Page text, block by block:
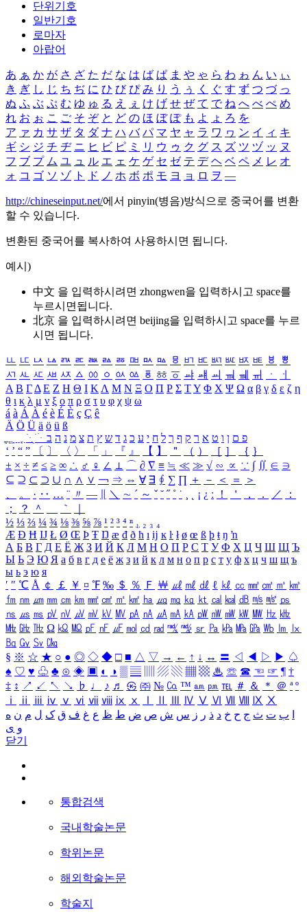
단위기호
일반기호
로마자
아랍어
あ ぁ か が さ ざ た だ な は ば ぱ ま や ゃ ら わ ゎ ん い ぃ
き ぎ し じ ち ぢ に ひ び ぴ み り う ぅ く ぐ す ず つ づ っ
ぬ ふ ぶ ぷ む ゆ ゅ る え ぇ け げ せ ぜ て で ね へ べ ぺ め
れ お ぉ こ ご そ ぞ と ど の ほ ぼ ぽ も よ ょ ろ を
ア ァ カ サ ザ タ ダ ナ ハ バ パ マ ヤ ャ ラ ワ ヮ ン イ ィ キ
ギ シ ジ チ ヂ ニ ヒ ビ ピ ミ リ ウ ゥ ク グ ス ズ ツ ヅ ッ ヌ
フ ブ プ ム ユ ュ ル エ ェ ケ ゲ セ ゼ テ デ ヘ ベ ペ メ レ オ
ォ コ ゴ ソ ゾ ト ド ノ ホ ボ ポ モ ヨ ョ ロ ヲ ―
http://chineseinput.net/에서 pinyin(병음)방식으로 중국어를 변환
할 수 있습니다.
변환된 중국어를 복사하여 사용하시면 됩니다.
예시)
中文 을 입력하시려면 zhongwen을 입력하시고 space를
누르시면됩니다.
北京 을 입력하시려면 beijing을 입력하시고 space를 누르
시면 됩니다.
ㅥ ㅦ ㅧ ㅨ ㅩ ㅪ ㅫ ㅬ ㅭ ㅮ ㅯ ㅰ ㅱ ㅲ ㅳ ㅴ ㅵ ㅶ ㅷ ㅸ
ㅹ
ㅺ ㅻ ㅼ ㅽ ㅾ ㅿ ㆀ ㆁ ㆂ ㆃ ㆄ ㆅ ㆆ ㆇ ㆈ ㆉ ㆊ ㆋ ㆌ ㆍ
ㆎ
Α Β ΓΔ Ε Ζ Η Θ Ι ΚΛ Μ Ν Ξ Ο Π Ρ Σ ΤΥ Φ Χ Ψ Ω α β γ δ ε ζ η
θ ι κ λ μ ν ξ ο π ρ σ τ υ φ χ ψ ω
á à Á À é è É È ç Ç ê
Ä Ö Ü ä ö ü ß
ִֶֹ ֻּ ׁׂ פ ם ן ו ט א ר ק ף ך ל ח י ע כ ג ד ש ץ ת צ מ נ ה ב
‘ ’ “ ” 〔 〕 〈 〉 「 」 『 』 【 】 ＂ （ ） ［ ］ ｛ ｝
± × ÷ ≠ ≤ ≥ ∞ ∴ ♂ ♀ ∠ ⊥ ⌒ ∂ ∇ ≡ ≒ ≪ ≫ √ ∽ ∝ ∵ ∫ ∬ ∈ ∋
⊆ ⊇ ⊂ ⊃ ∪ ∩ ∧ ∨ ￢ ⇒ ⇔ ∀ ∃ ∮ ∑ ∏ ＋ － ＜ ＝
＞
、
。 · ‥ … ¨ 〃 ― ＼ ∼ ´ ～ ˇ ˘ ˝ ˚ ˙ ¸ ¡ ¿ ː ！ ＇ ， ． ／
：
；
？ ＾ ｀
½ ⅓ ⅔ ¼ ¾ ⅛ ⅜ ⅝ ⅞ ¹ ² ³ ⁴ ⁿ ₁ ₂ ₃ ₄
Æ Ð Ħ Ĳ Ł Ø Œ Þ Ŧ Ŋ æ đ ð ħ ı ĳ ĸ ŀ ł ø œ ß þ ŧ ŋ ŉ
А Б В Г Д Е Ё Ж З И Й К Л М Н О П Р С Т У Ф Х Ц Ч Ш Щ Ъ
Ы Ь Э Ю Я а б в г д е ё ж з и й к л м н о п р с т у ф х ц ч ш щ ъ
ы ь э ю я
′ ″ ℃ Å ￠ ￡ ￥ ¤ ℉ ‰ ＄ ％ Ｆ ￦ ㎕ ㎖ ㎗ ℓ ㎘ ㏄ ㎣ ㎤ ㎥ ㎦
㎙ ㎚ ㎛ ㎜ ㎝ ㎞ ㎟ ㎠ ㎡ ㎢ ㏊ ㎍ ㎎ ㎏ ㏏ ㎈ ㎉ ㏈ ㎧ ㎨ ㎰
㎱ ㎲ ㎳ ㎴ ㎵ ㎶ ㎷ ㎸ ㎹ ㎀ ㎁ ㎂ ㎃ ㎄ ㎺ ㎻ ㎽ ㎾ ㎿ ㎐ ㎑
㎒ ㎓ ㎔ Ω ㏀ ㏁ ㎊ ㎋ ㎌ ㏖ ㏅ ㎭ ㎮ ㎯ ㏛ ㎩ ㎪ ㎫ ㎬ ㏝ ㏐
㏓
㏃ ㏉ ㏜ ㏆
§ ※ ☆ ★ ○ ● ◎ ◇ ◆ □ ■ △ ▽ → ← ↑ ↓ ↔ 〓 ◁ ◀ ▷ ▶ ♤
♠ ♡ ♥ ♧ ♣ ⊙ ◈ ▣ ◐ ◑ ▒ ▤ ▨ ▧ ▦ ▩ ♨ ☏ ☎ ☜ ☞ ¶ †
‡ ↕ ↗ ↙ ↖ ↘ ♭ ♩ ♪ ♬ ㉿ ㈜ № ㏇ ™ ㏂ ㏘ ℡ ＃ ＆ ＊ ＠ ª º
ⅰ
ⅱ ⅲ ⅳ ⅴ ⅵ ⅶ ⅷ ⅸ ⅹ Ⅳ Ⅴ Ⅵ Ⅶ Ⅷ Ⅸ Ⅹ
ب ت ث ج ح خ د ذ ر ز س ش ص ض ط ظ ع غ ف ق ک ل م ن ه
و ی
닫기
통합검색
국내학술논문
학위논문
해외학술논문
학술지